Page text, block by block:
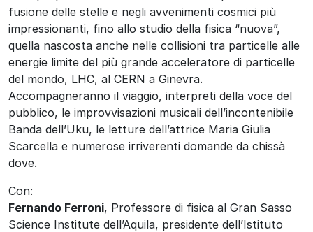
fusione delle stelle e negli avvenimenti cosmici più
impressionanti, fino allo studio della fisica “nuova”,
quella nascosta anche nelle collisioni tra particelle alle
energie limite del più grande acceleratore di particelle
del mondo, LHC, al CERN a Ginevra.
Accompagneranno il viaggio, interpreti della voce del
pubblico, le improvvisazioni musicali dell’incontenibile
Banda dell’Uku, le letture dell’attrice Maria Giulia
Scarcella e numerose irriverenti domande da chissà
dove.
Con:
Fernando Ferroni, Professore di fisica al Gran Sasso
Science Institute dell’Aquila, presidente dell’Istituto